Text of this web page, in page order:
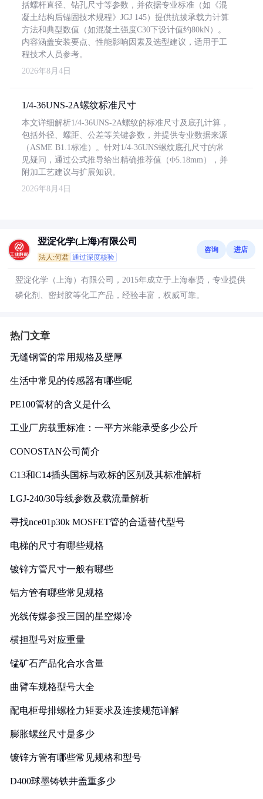
括螺杆直径、钻孔尺寸等参数，并依据专业标准（如《混
凝土结构后锚固技术规程》JGJ 145）提供抗拔承载力计算
方法和典型数值（如混凝土强度C30下设计值约80kN）。
内容涵盖安装要点、性能影响因素及选型建议，适用于工
程技术人员参考。
2026年8月4日
1/4-36UNS-2A螺纹标准尺寸
本文详细解析1/4-36UNS-2A螺纹的标准尺寸及底孔计算，
包括外径、螺距、公差等关键参数，并提供专业数据来源
（ASME B1.1标准）。针对1/4-36UNS螺纹底孔尺寸的常
见疑问，通过公式推导给出精确推荐值（Φ5.18mm），并
附加工艺建议与扩展知识。
2026年8月4日
翌淀化学(上海)有限公司
法人:何君 通过深度核验
咨询 进店
翌淀化学（上海）有限公司，2015年成立于上海奉贤，专业提供
磷化剂、密封胶等化工产品，经验丰富，权威可靠。
热门文章
无缝钢管的常用规格及壁厚
生活中常见的传感器有哪些呢
PE100管材的含义是什么
工业厂房载重标准：一平方米能承受多少公斤
CONOSTAN公司简介
C13和C14插头国标与欧标的区别及其标准解析
LGJ-240/30导线参数及载流量解析
寻找nce01p30k MOSFET管的合适替代型号
电梯的尺寸有哪些规格
镀锌方管尺寸一般有哪些
铝方管有哪些常见规格
光线传媒参投三国的星空爆冷
横担型号对应重量
锰矿石产品化合水含量
曲臂车规格型号大全
配电柜母排螺栓力矩要求及连接规范详解
膨胀螺丝尺寸是多少
镀锌方管有哪些常见规格和型号
D400球墨铸铁井盖重多少